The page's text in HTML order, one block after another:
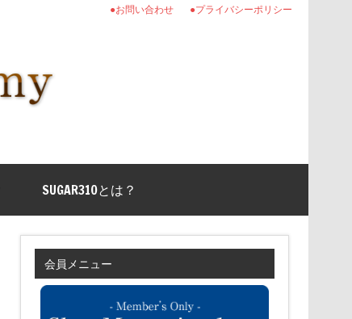
●プライバシーポリシー
●お問い合わせ
SUGAR310とは？
会員メニュー